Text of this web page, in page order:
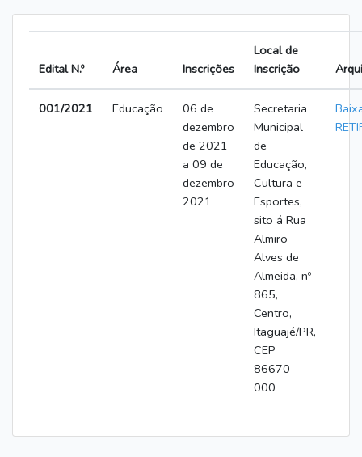
Edital N.º Área Inscrições
Local de
Inscrição
001/2021 Educação
06 de
dezembro
de 2021
a 09 de
dezembro
2021
Secretaria
Municipal
de
Educação,
Cultura e
Esportes,
sito á Rua
Almiro
Alves de
Almeida, nº
865,
Centro,
Itaguajé/PR,
CEP
86670-
000